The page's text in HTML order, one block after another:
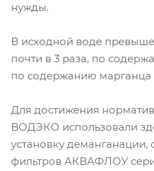
нужды.
В исходной воде
почти в 3 раза, по
по содержанию марганца
Для достижения
ВОДЭКО использовали
установку деманганации,
фильтров АКВАФЛОУ